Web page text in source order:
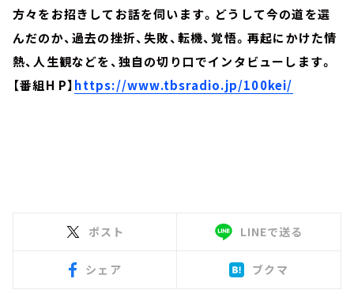
方々をお招きしてお話を伺います。どうして今の道を選
んだのか、過去の挫折、失敗、転機、覚悟。再起にかけた情
熱、人生観などを、独自の切り口でインタビューします。
【番組H P】https://www.tbsradio.jp/100kei/
ポスト LINEで送る
シェア ブクマ